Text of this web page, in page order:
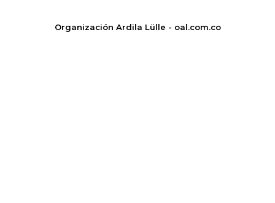
Organización Ardila Lülle - oal.com.co